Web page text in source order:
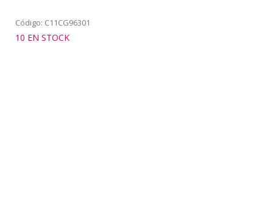
Código: C11CG96301
10 EN STOCK